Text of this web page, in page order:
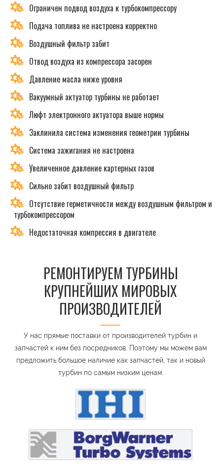
Ограничен подвод воздуха к турбокомпрессору
Подача топлива не настроена корректно
Воздушный фильтр забит
Отвод воздуха из компрессора засорен
Давление масла ниже уровня
Вакуумный актуатор турбины не работает
Люфт электронного актуатора выше нормы
Заклинила система изменения геометрии турбины
Система зажигания не настроена
Увеличенное давление картерных газов
Сильно забит воздушный фильтр
Отсутствие герметичности между воздушным фильтром и
турбокомпрессором
Недостаточная компрессия в двигателе
РЕМОНТИРУЕМ ТУРБИНЫ
КРУПНЕЙШИХ МИРОВЫХ
ПРОИЗВОДИТЕЛЕЙ
У нас прямые поставки от производителей турбин и
запчастей к ним без посредников. Поэтому мы можем вам
предложить большое наличие как запчастей, так и новый
турбин по самым низким ценам.